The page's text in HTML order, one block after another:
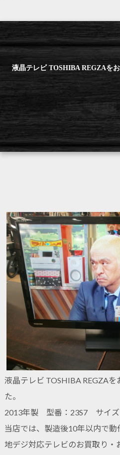
液晶テレビ TOSHIBA REGZAを
液晶テレビ TOSHIBA REGZA
た。
2013年製 型番：23S7 サイズ
当店では、製造後10年以内で動
地デジ対応テレビのお買取り・